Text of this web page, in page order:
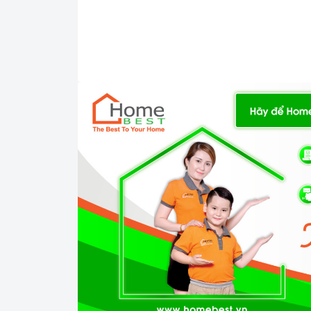
xứ và chứng từ rõ ràng.
Chế độ hỗ trợ bảo hành linh hoạt:Hướng
chuyên nghiệp, đảm bảo rằng quý khách sẽ
trong quá trình sử dụng sản phẩm.
Vận chuyển lắp đặt nhanh chóng:Đội ngũ tư
sẽ đồng hành cùng quý khách trong quá trình